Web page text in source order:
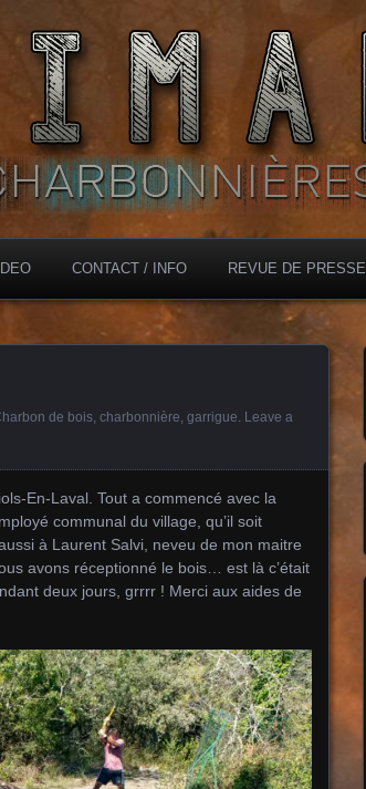
CONTACT / INFO REVUE DE PRESSE
de bois, charbonnière, garrigue. Leave a
En-Laval. Tout a commencé avec la
communal du village, qu’il soit
à Laurent Salvi, neveu de mon maitre
avons réceptionné le bois… est là c’était
deux jours, grrrr ! Merci aux aides de